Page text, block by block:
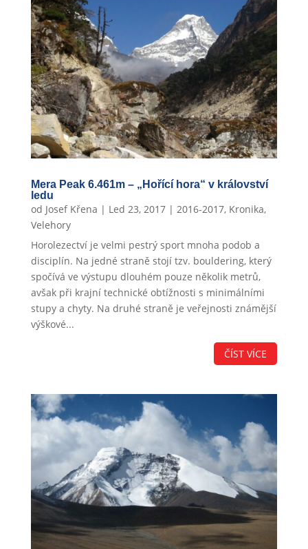
Mera Peak 6.461m – „Hořící hora“ v království
ledu
od Josef Křena | Led 23, 2017| 2016-2017, Kronika,
Velehory
Horolezectví je velmi pestrý sport mnoha podob a
disciplín. Na jedné straně stojí tzv. bouldering, který
spočívá ve výstupu dlouhém pouze několik metrů,
avšak při krajní technické obtížnosti s minimálními
stupy a chyty. Na druhé straně je veřejnosti známější
výškové...
ČÍST VÍCE